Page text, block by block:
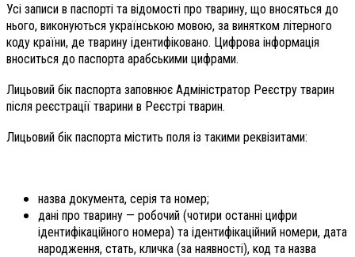
Усі записи в паспорті та відомості про тварину, що вносяться до
нього, виконуються українською мовою, за винятком літерного
коду країни, де тварину ідентифіковано. Цифрова інформація
вноситься до паспорта арабськими цифрами.
Лицьовий бік паспорта заповнює Адміністратор Реєстру тварин
після реєстрації тварини в Реєстрі тварин.
Лицьовий бік паспорта містить поля із такими реквізитами:
назва документа, серія та номер;
дані про тварину — робочий (чотири останні цифри
ідентифікаційного номера) та ідентифікаційний номери, дата
народження, стать, кличка (за наявності), код та назва